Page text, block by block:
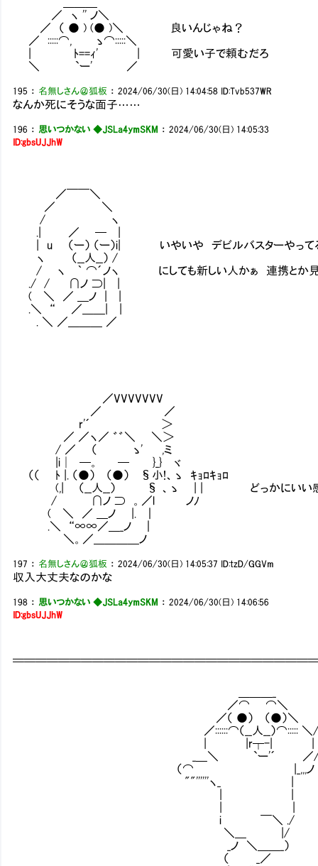
／ ヽ '' ノ＼
／ （ ● ) (● )＼ 良いんじゃね？
／ :::::⌒, ゝ⌒:::::＼
| ﾄ==ｨ' | 可愛い子で頼むだろ
＼ `ー' ／
195 ： 名無しさん＠狐板 ：2024/06/30(日) 14:04:58 ID:Tvb537WR
なんか死にそうな面子……
196 ： 思いつかない ◆JSLa4ymSKM ：2024/06/30(日) 14:05:33
ID:gbsUJJhW
／￣￣＼
／ ＼
/ ヽ
.| ／ ─ |
| u （ー） （ー）i| いやいや デビルバスターやってる
ヽ （__人__） /
/ ヽ ｀ ⌒´ノヽ にしても新しい人かぁ 連携とか見直し
./ / ∩ノ ⊃| |
( ＼ ／ ＿ノ | |
.＼ “ ／＿＿| |
. ＼ ／＿＿＿ ／
／VVVVVVVⅥ
／ ／
r'´ ＞
／ ／ヽ／ ゛゛＼ ＼＞
/ ／ （ ゝ' ,ミ
|i│ ─。 ─ }_} ヾ
（（ ﾄ |. （●） （●） §小!、ゝ ｷｮﾛｷｮﾛ
(,| （__人__） § 、ゝ | | どっかにいい感
/ ∩ノ ⊃ 。／l ノﾉ
( ＼ ／ ＿ノ |. ｜
.＼ “∞∞／＿_ノ ｜
＼。／＿＿＿＿ノ
197 ： 名無しさん＠狐板 ：2024/06/30(日) 14:05:37 ID:tzD/GGVm
収入大丈夫なのかな
198 ： 思いつかない ◆JSLa4ymSKM ：2024/06/30(日) 14:06:56
ID:gbsUJJhW
￣￣￣￣￣￣￣￣￣￣￣￣￣￣￣￣￣￣￣￣￣￣￣￣￣￣
／⌒ ⌒＼
／（ ●） （●）＼
／::::::⌒（__人__）⌒::::: ＼/⌒
| |r┬-| |
_＿＼ `ー'´ ／
（⌒ |_,,,ノ
""''''''ヽ_ |
i ￣＼ ./
＼＿ |/
_ノ ＼＿＿_）
（ _／